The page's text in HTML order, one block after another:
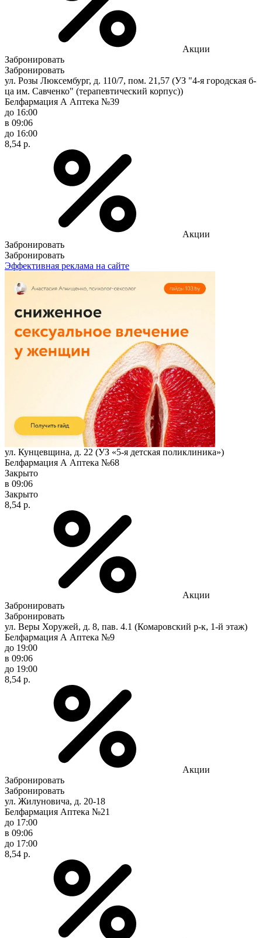
Акции
Забронировать
Забронировать
ул. Розы Люксембург, д. 110/7, пом. 21,57 (УЗ "4-я городская б-
ца им. Савченко" (терапевтический корпус))
Белфармация А Аптека №39
до 16:00
в 09:06
до 16:00
8,54 р.
Акции
Забронировать
Забронировать
Эффективная реклама на сайте
ул. Кунцевщина, д. 22 (УЗ «5-я детская поликлиника»)
Белфармация А Аптека №68
Закрыто
в 09:06
Закрыто
8,54 р.
Акции
Забронировать
Забронировать
ул. Веры Хоружей, д. 8, пав. 4.1 (Комаровский р-к, 1-й этаж)
Белфармация А Аптека №9
до 19:00
в 09:06
до 19:00
8,54 р.
Акции
Забронировать
Забронировать
ул. Жилуновича, д. 20-18
Белфармация Аптека №21
до 17:00
в 09:06
до 17:00
8,54 р.